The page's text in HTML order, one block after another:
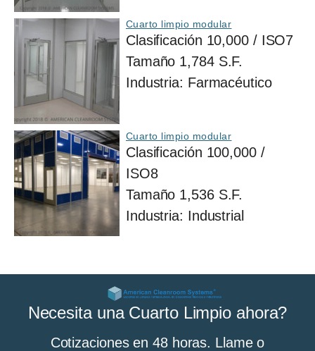
Cuarto limpio modular
Clasificación 10,000 / ISO7
Tamaño 1,784 S.F.
Industria: Farmacéutico
Cuarto limpio modular
Clasificación 100,000 /
ISO8
Tamaño 1,536 S.F.
Industria: Industrial
Necesita una Cuarto Limpio ahora?
Cotizaciones en 48 horas. Llame o